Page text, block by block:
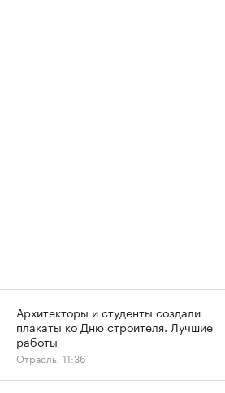
Архитекторы и студенты создали
плакаты ко Дню строителя. Лучшие
работы
Отрасль, 11:36